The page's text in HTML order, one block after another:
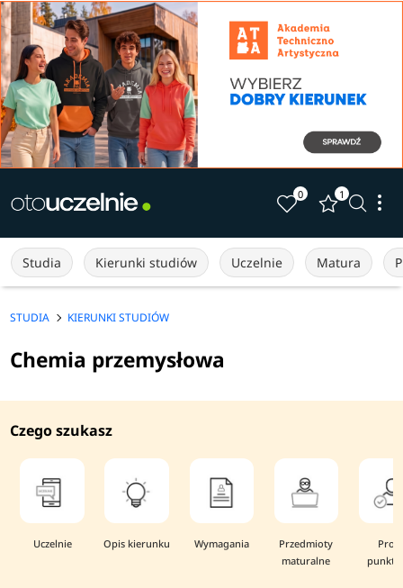
0 1
Studia Kierunki studiów Uczelnie Matura
STUDIA KIERUNKI STUDIÓW
Chemia przemysłowa
Czego szukasz
Uczelnie Opis kierunku Wymagania
Przedmioty
maturalne